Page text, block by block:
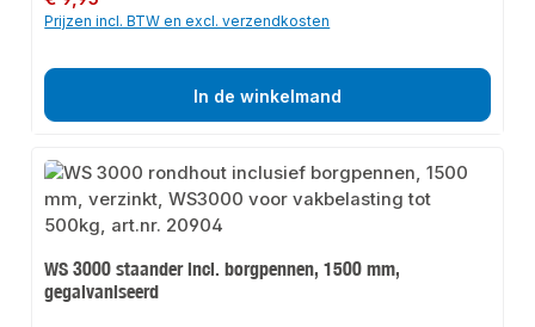
Prijzen incl. BTW en excl. verzendkosten
In de winkelmand
WS 3000 staander incl. borgpennen, 1500 mm,
gegalvaniseerd